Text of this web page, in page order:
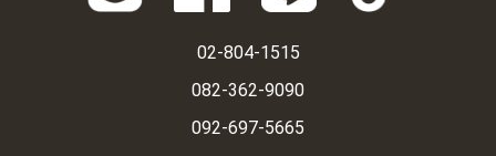
02-804-1515
082-362-9090
092-697-5665